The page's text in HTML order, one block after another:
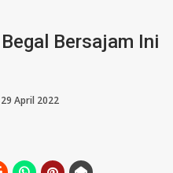
Bersajam Ini
April 2022